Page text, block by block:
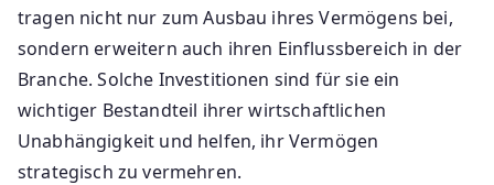
tragen nicht nur zum Ausbau ihres Vermögens bei,
sondern erweitern auch ihren Einflussbereich in der
Branche. Solche Investitionen sind für sie ein
wichtiger Bestandteil ihrer wirtschaftlichen
Unabhängigkeit und helfen, ihr Vermögen
strategisch zu vermehren.